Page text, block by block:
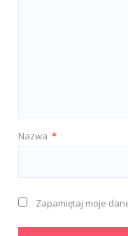
Nazwa *
Zapamiętaj moje